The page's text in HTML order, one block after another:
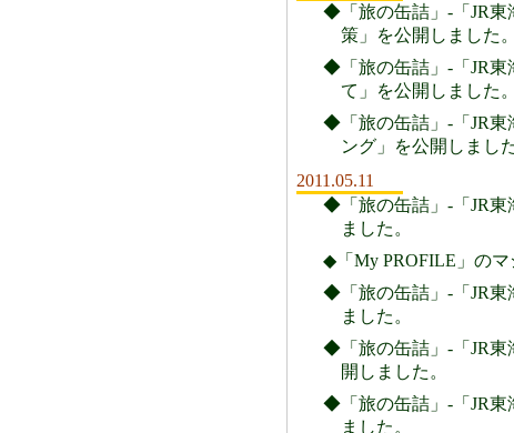
◆「旅の缶詰」-「JR東
策」を公開しました。
◆「旅の缶詰」-「JR東
て」を公開しました。
◆「旅の缶詰」-「JR東
ング」を公開しました
2011.05.11
◆「旅の缶詰」-「JR東
ました。
◆「My PROFILE」のマ
◆「旅の缶詰」-「JR東
ました。
◆「旅の缶詰」-「JR東
開しました。
◆「旅の缶詰」-「JR東
ました。